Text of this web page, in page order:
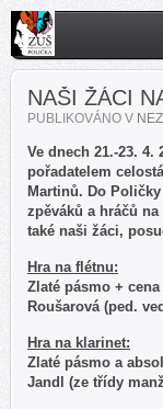
NAŠI ŽÁCI
PUBLIKOVÁNO V
Ve dnech 21.-23. 4.
pořadatelem
Martinů. Do
zpěváků a hráčů
také naši žáci,
Hra na flétnu:
Zlaté pásmo +
Roušarová (ped.
Hra na klarinet:
Zlaté pásmo a
Jandl (ze třídy